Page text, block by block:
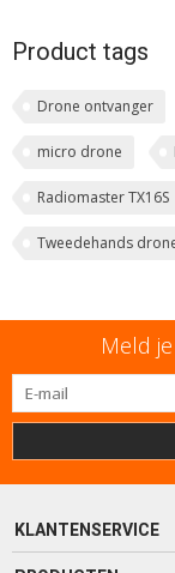
Product tags
Drone ontvanger
micro drone
Radiomaster TX16S
Tweedehands
Meld
KLANTENSERVICE